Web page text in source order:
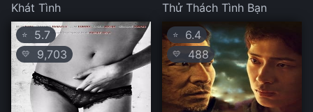
Khát Tình
Thử Thách Tình Bạn
⭐ 5.7
💛 9,703
⭐ 6.4
💛 488